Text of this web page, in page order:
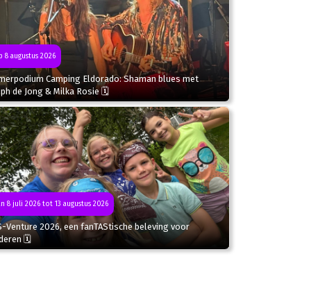
8 augustus 2026
Camping Eldorado: Shaman blues met
de Jong & Milka Rosie 🗓
8 juli 2026 tot 13 augustus 2026
Venture 2026, een fanTAStische beleving voor
🗓